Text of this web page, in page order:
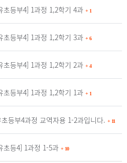
초등부4] 1과정 1,2학기 4과 + 1
초등부4] 1과정 1,2학기 3과 + 6
초등부4] 1과정 1,2학기 2과 + 4
초등부4] 1과정 1,2학기 1과 + 1
등부4과정 교역자용 1-2과입니다. + 11
초등4] 1과정 1-5과 + 10